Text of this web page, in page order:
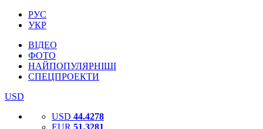
РУС
УКР
ВІДЕО
ФОТО
НАЙПОПУЛЯРНІШІ
СПЕЦПРОЕКТИ
USD
USD 44.4278
EUR 51.3281